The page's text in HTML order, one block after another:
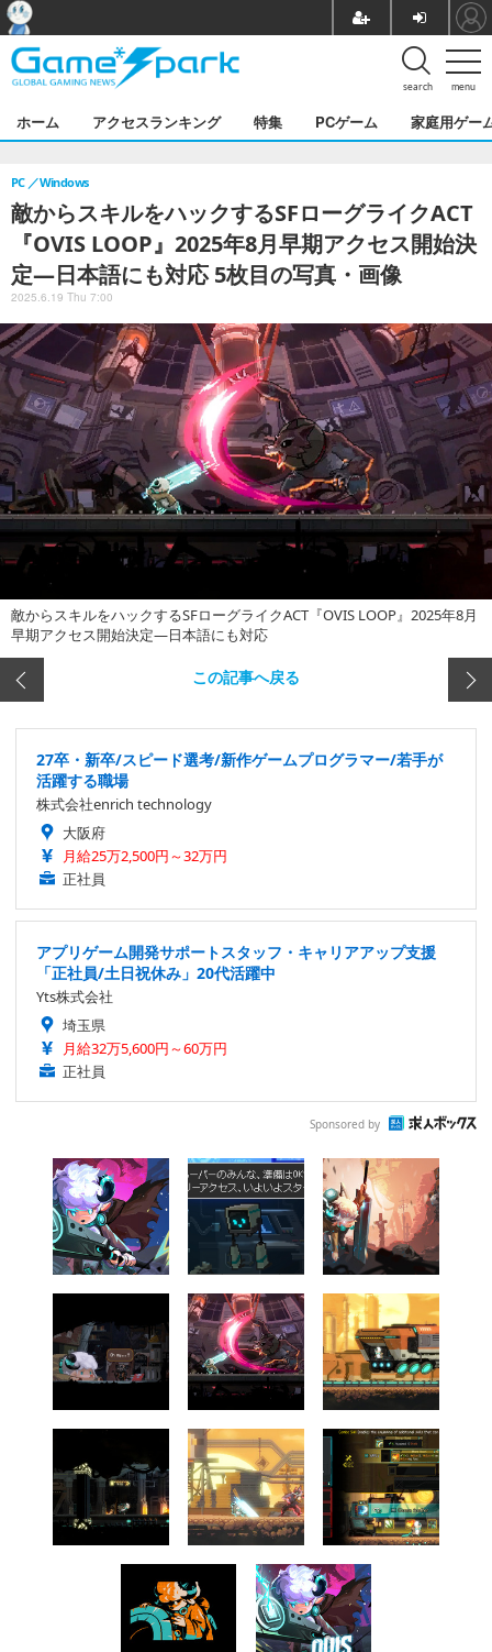
menu
search
ホーム アクセスランキング 特集 PCゲーム 家庭用ゲー
敵からスキルをハックするSFローグライクACT
『OVIS LOOP』2025年8月早期アクセス開始決
定―日本語にも対応 5枚目の写真・画像
PC Windows
2025.6.19 Thu 7:00
敵からスキルをハックするSFローグライクACT『OVIS LOOP』2025年8月
早期アクセス開始決定―日本語にも対応
この記事へ戻る
27卒・新卒/スピード選考/新作ゲームプログラマー/若手が
活躍する職場
株式会社enrich technology
大阪府
月給25万2,500円～32万円
正社員
アプリゲーム開発サポートスタッフ・キャリアアップ支援
「正社員/土日祝休み」20代活躍中
Yts株式会社
埼玉県
月給32万5,600円～60万円
正社員
Sponsored by